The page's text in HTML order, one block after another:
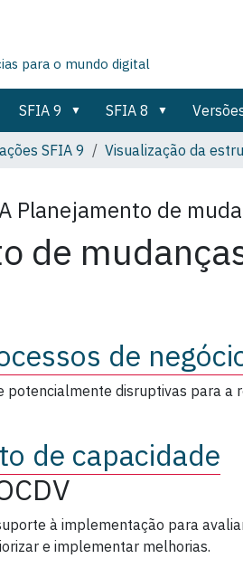
para o mundo digital
SFIA 9 SFIA 8
SFIA 9 Visualização da
Planejamento de
de
de
potencialmente disruptivas para a
de capacidade
à implementação para
e implementar melhorias.